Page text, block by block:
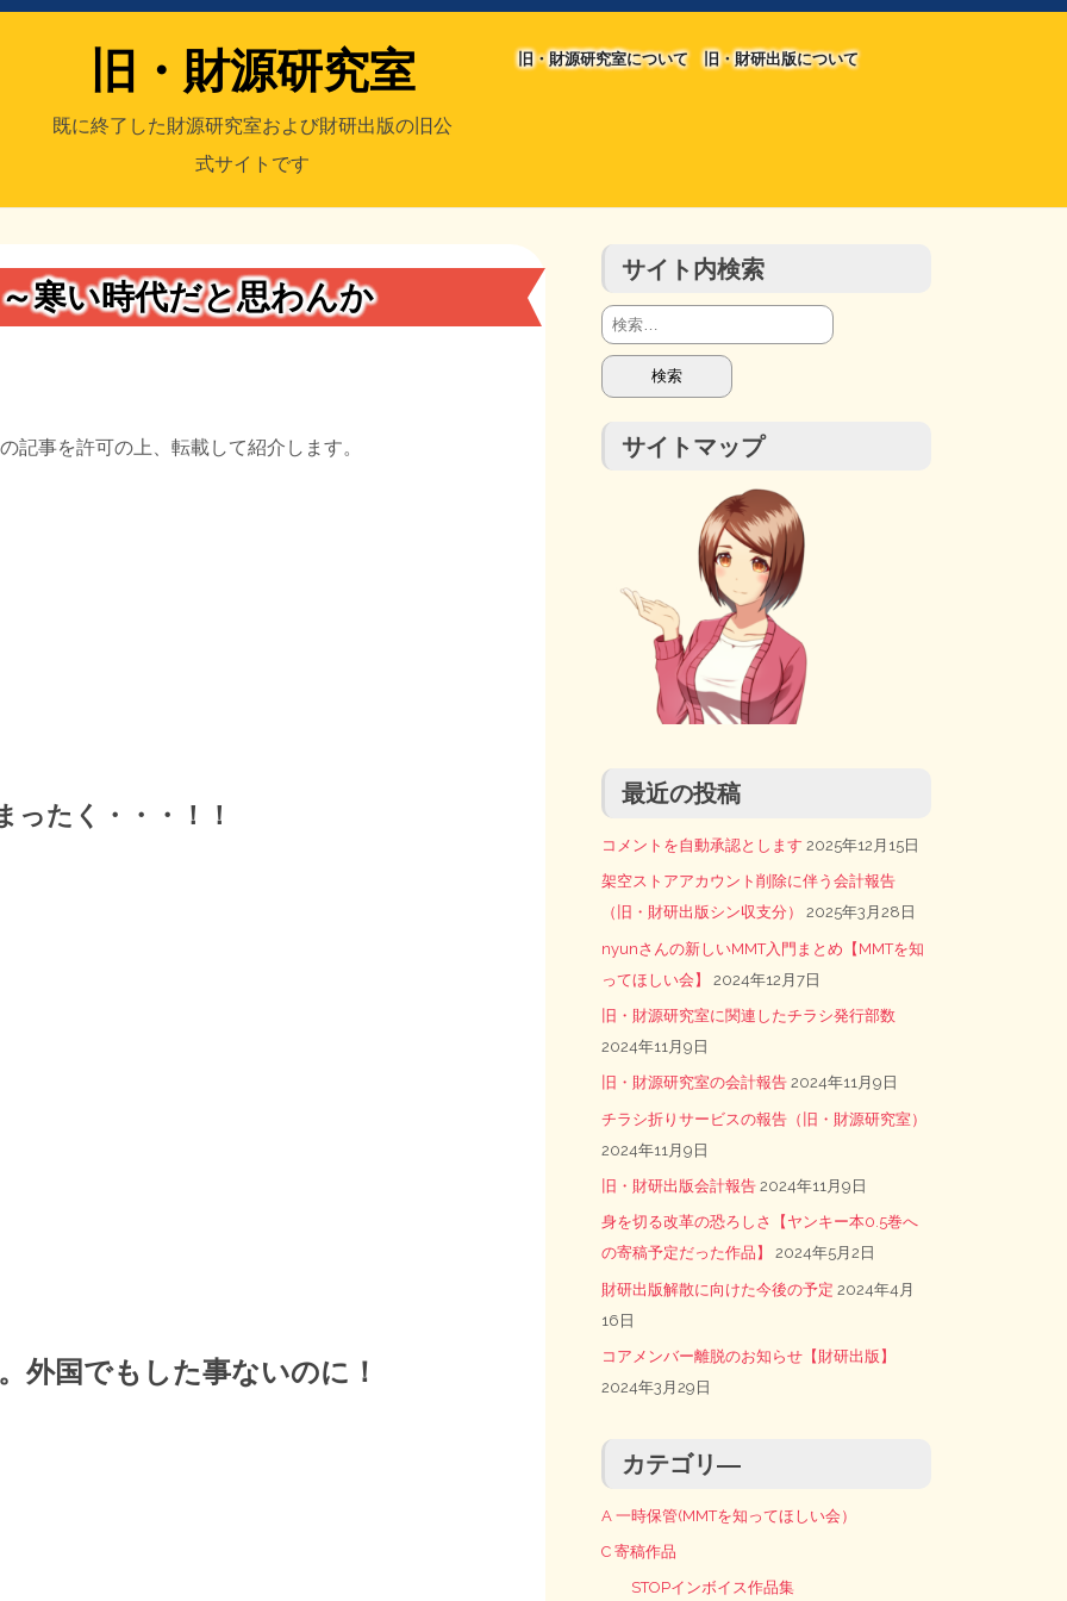
旧・財源研究室
既に終了した財源研究室および財研出版の旧公
式サイトです
旧・財源研究室について 旧・財研出版について
寒い時代だと思わんか
記事を許可の上、転載して紹介します。
ったく・・・！！
外国でもした事ないのに！
サイト内検索
検
索:
サイトマップ
最近の投稿
コメントを自動承認とします 2025年12月15日
架空ストアアカウント削除に伴う会計報告
（旧・財研出版シン収支分）
2025年3月28日
nyunさんの新しいMMT入門まとめ【MMTを知
ってほしい会】
2024年12月7日
旧・財源研究室に関連したチラシ発行部数
2024年11月9日
旧・財源研究室の会計報告 2024年11月9日
チラシ折りサービスの報告（旧・財源研究室）
2024年11月9日
旧・財研出版会計報告 2024年11月9日
身を切る改革の恐ろしさ【ヤンキー本0.5巻へ
の寄稿予定だった作品】
2024年5月2日
財研出版解散に向けた今後の予定 2024年4月
16日
コアメンバー離脱のお知らせ【財研出版】
2024年3月29日
カテゴリ―
A 一時保管(MMTを知ってほしい会）
C 寄稿作品
STOPインボイス作品集